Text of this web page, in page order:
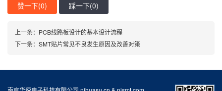
赞一下(0) 踩一下(0)
上一条：PCB线路板设计的基本设计流程
下一条：SMT贴片常见不良发生原因及改善对策